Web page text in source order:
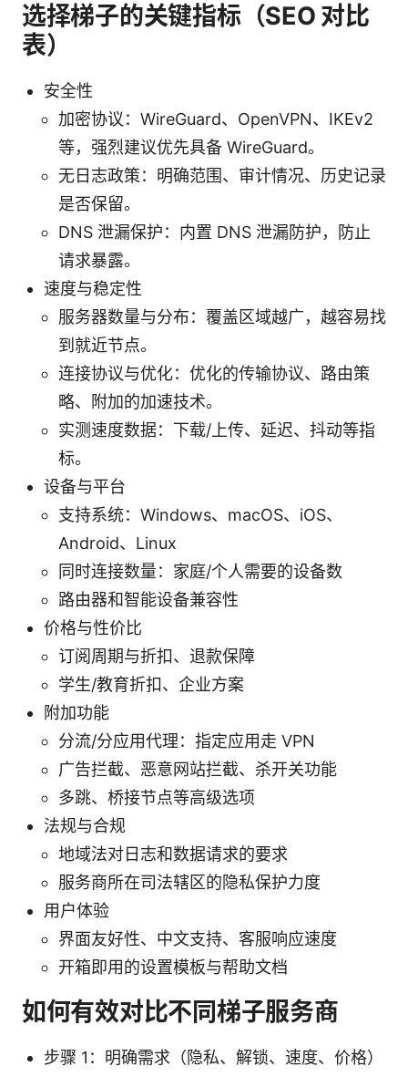
选择梯子的关键指标（SEO 对比
表）
安全性
加密协议：WireGuard、OpenVPN、IKEv2
等，强烈建议优先具备 WireGuard。
无日志政策：明确范围、审计情况、历史记录
是否保留。
DNS 泄漏保护：内置 DNS 泄漏防护，防止
请求暴露。
速度与稳定性
服务器数量与分布：覆盖区域越广，越容易找
到就近节点。
连接协议与优化：优化的传输协议、路由策
略、附加的加速技术。
实测速度数据：下载/上传、延迟、抖动等指
标。
设备与平台
支持系统：Windows、macOS、iOS、
Android、Linux
同时连接数量：家庭/个人需要的设备数
路由器和智能设备兼容性
价格与性价比
订阅周期与折扣、退款保障
学生/教育折扣、企业方案
附加功能
分流/分应用代理：指定应用走 VPN
广告拦截、恶意网站拦截、杀开关功能
多跳、桥接节点等高级选项
法规与合规
地域法对日志和数据请求的要求
服务商所在司法辖区的隐私保护力度
用户体验
界面友好性、中文支持、客服响应速度
开箱即用的设置模板与帮助文档
如何有效对比不同梯子服务商
步骤 1：明确需求（隐私、解锁、速度、价格）